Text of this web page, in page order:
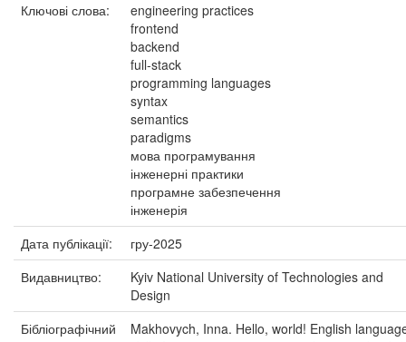
Ключові слова:
engineering practices
frontend
backend
full-stack
programming languages
syntax
semantics
paradigms
мова програмування
інженерні практики
програмне забезпечення
інженерія
Дата публікації:
гру-2025
Видавництво:
Kyiv National University of Technologies and
Design
Бібліографічний
Makhovych, Inna. Hello, world! English